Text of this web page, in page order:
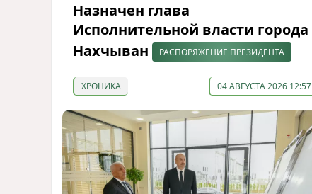
Назначен глава
Исполнительной власти города
Нахчыван
РАСПОРЯЖЕНИЕ ПРЕЗИДЕНТА
ХРОНИКА 04 АВГУСТА 2026 12:57